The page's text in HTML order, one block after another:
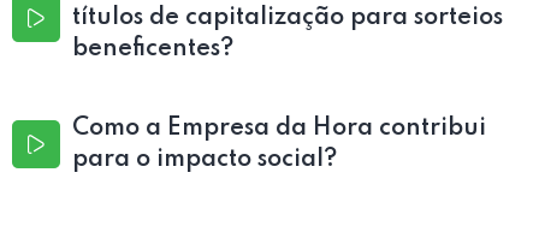
títulos de capitalização para sorteios
beneficentes?
Como a Empresa da Hora contribui
para o impacto social?